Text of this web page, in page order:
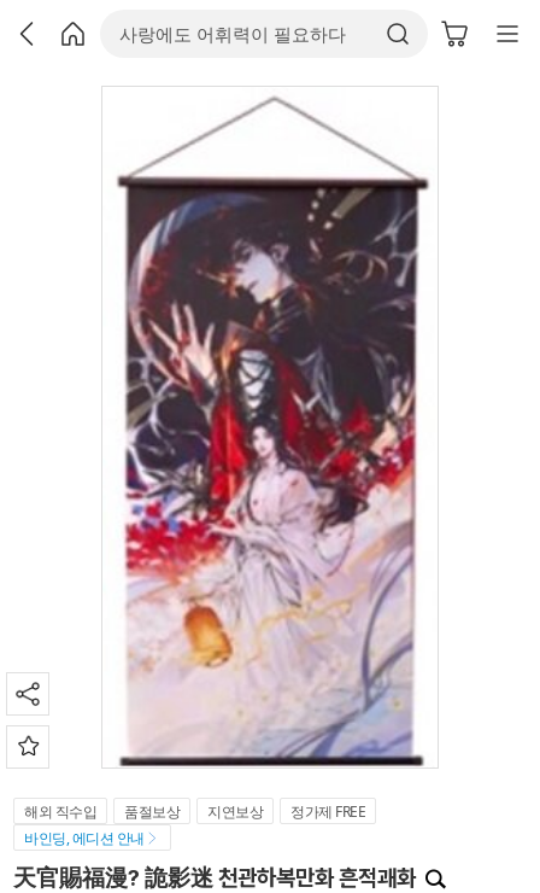
해외 직수입 품절보상 지연보상
정가제 FREE
바인딩, 에디션 안내
天官賜福漫? 詭影迷 천관하복만화 흔적괘화